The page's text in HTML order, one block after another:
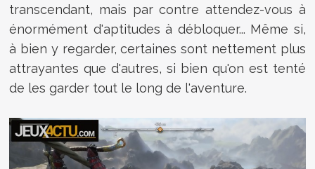
transcendant, mais par contre attendez-vous à
énormément d'aptitudes à débloquer... Même si,
à bien y regarder, certaines sont nettement plus
attrayantes que d'autres, si bien qu'on est tenté
de les garder tout le long de l'aventure.